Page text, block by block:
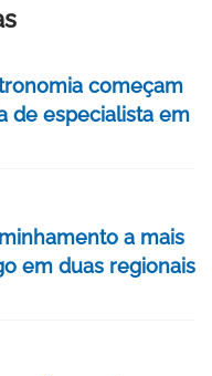
começam
de especialista em
a mais
em duas regionais